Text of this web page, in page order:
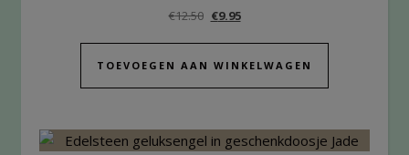
€12.50 €9.95
TOEVOEGEN AAN WINKELWAGEN